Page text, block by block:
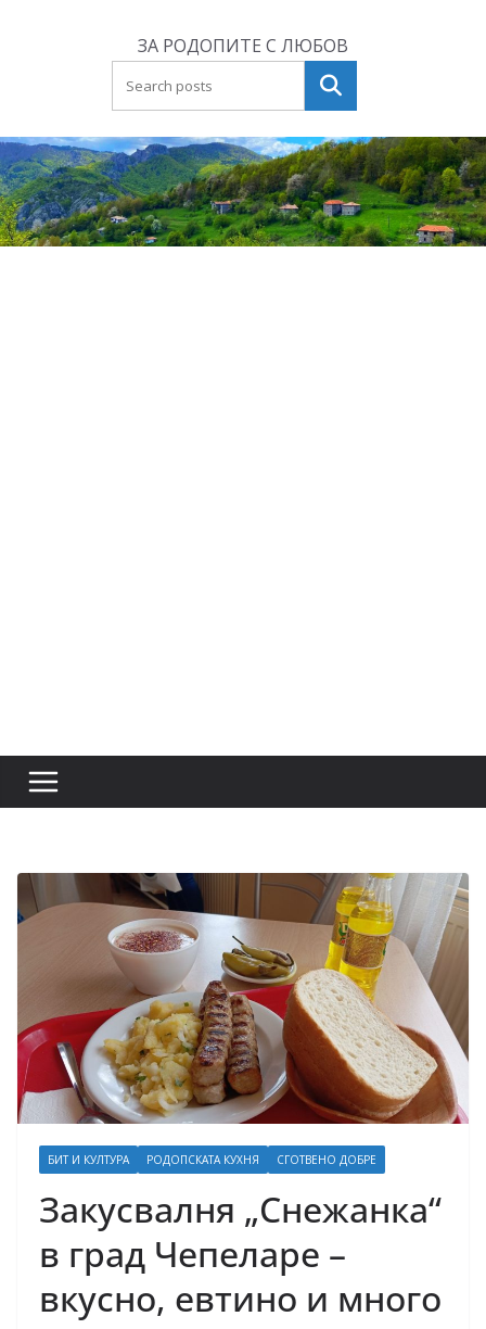
ЗА РОДОПИТЕ С ЛЮБОВ
Търсене
БИТ И КУЛТУРА РОДОПСКАТА КУХНЯ СГОТВЕНО ДОБРЕ
Закусвалня „Снежанка“
в град Чепеларе –
вкусно, евтино и много